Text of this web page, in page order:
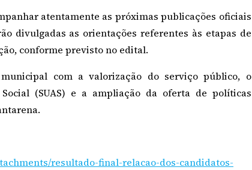
atentamente as próximas publicações oficiais
divulgadas as orientações referentes às etapas de
conforme previsto no edital.
com a valorização do serviço público, o
(SUAS) e a ampliação da oferta de políticas
resultado-final-relacao-dos-candidatos-